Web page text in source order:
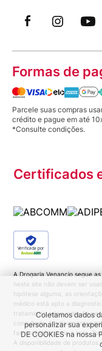
Coletamos dados
personalizar sua
DE COOKIES na nossa
Formas de
Parcele suas compras
crédito e pague em até
*Consulte condições.
Certificados
Verificada por
A Drogaria Venancio segue
neste site não devem ser
hipótese alguma, as
médico está apto a
tratamento adequado. Ao
consultado. Medicamentos
farmacêutico. Leia a bula.
A disponibilidade de